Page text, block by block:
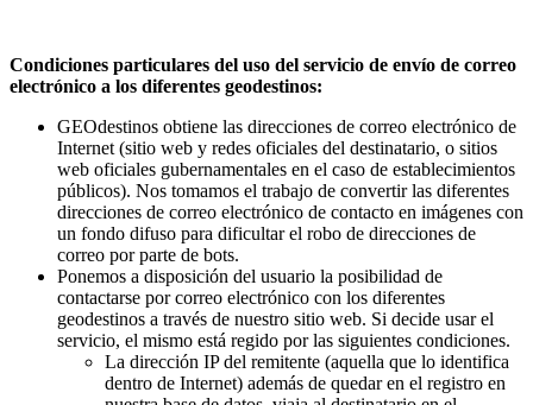
Condiciones particulares del uso del servicio de envío de correo
electrónico a los diferentes geodestinos:
GEOdestinos obtiene las direcciones de correo electrónico de
Internet (sitio web y redes oficiales del destinatario, o sitios
web oficiales gubernamentales en el caso de establecimientos
públicos). Nos tomamos el trabajo de convertir las diferentes
direcciones de correo electrónico de contacto en imágenes con
un fondo difuso para dificultar el robo de direcciones de
correo por parte de bots.
Ponemos a disposición del usuario la posibilidad de
contactarse por correo electrónico con los diferentes
geodestinos a través de nuestro sitio web. Si decide usar el
servicio, el mismo está regido por las siguientes condiciones.
La dirección IP del remitente (aquella que lo identifica
dentro de Internet) además de quedar en el registro en